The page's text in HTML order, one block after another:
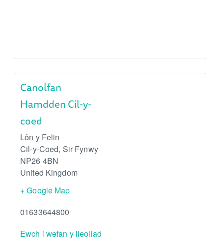
Canolfan
Hamdden Cil-y-
coed
Lôn y Felin
Cil-y-Coed, Sir Fynwy
NP26 4BN
United Kingdom
+ Google Map
01633644800
Ewch i wefan y lleoliad